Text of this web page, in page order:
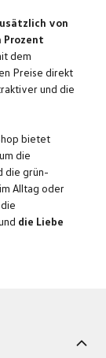
von
Prozent
dem
Preise direkt
und die
bietet
die
die grün-
Alltag oder
die Liebe